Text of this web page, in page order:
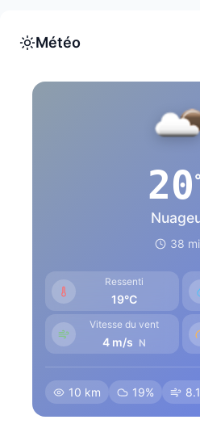
Météo
20
38
Ressenti
19°C
Vitesse du vent
4 m/s N
10 km 19%